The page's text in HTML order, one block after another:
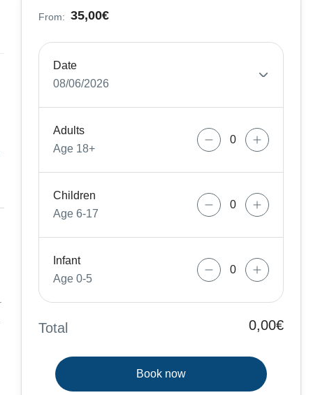
From: 35,00€
Date
08/06/2026
Adults
Age 18+
Children
Age 6-17
Infant
Age 0-5
Total 0,00€
Book now